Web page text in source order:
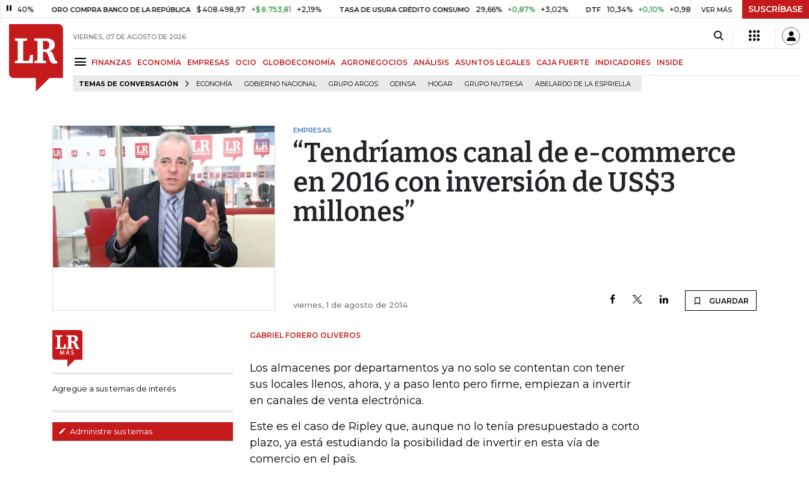
ORO COMPRA BANCO DE LA REPÚBLICA $ 408.498,97 +$ 8.753,81 +2,19% TASA DE USURA CRÉDITO CONSUMO 29,66% +0,87% +3,02% DTF 10,34% +0,10% +0,98% UVR $ 416,91 +$ 0,05 +0,01%
VER MÁS SUSCRÍBASE
VIERNES, 07 DE AGOSTO DE 2026
FINANZAS ECONOMÍA EMPRESAS OCIO GLOBOECONOMÍA AGRONEGOCIOS ANÁLISIS ASUNTOS LEGALES CAJA FUERTE INDICADORES INSIDE
TEMAS DE CONVERSACIÓN ECONOMÍA GOBIERNO NACIONAL GRUPO ARGOS ODINSA HOGAR GRUPO NUTRESA ABELARDO DE LA ESPRIELLA
EMPRESAS
“Tendríamos canal de e-commerce
en 2016 con inversión de US$3
millones”
viernes, 1 de agosto de 2014 GUARDAR
Agregue a sus temas de interés
Administre sus temas
GABRIEL FORERO OLIVEROS
Los almacenes por departamentos ya no solo se contentan con tener
sus locales llenos, ahora, y a paso lento pero firme, empiezan a invertir
en canales de venta electrónica.
Este es el caso de Ripley que, aunque no lo tenía presupuestado a corto
plazo, ya está estudiando la posibilidad de invertir en esta vía de
comercio en el país.